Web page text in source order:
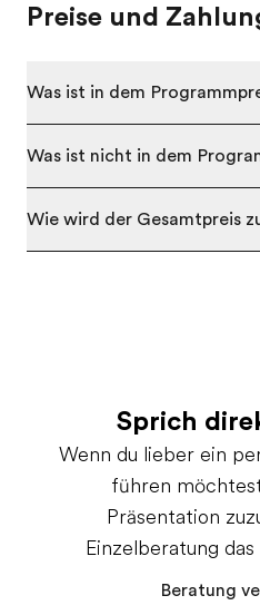
Preise und
Was ist in dem
Was ist nicht in dem
Wie wird der Gesamtpreis
Sprich
Wenn du lieber ein
führen
Präsentation
Einzelberatung
Beratung